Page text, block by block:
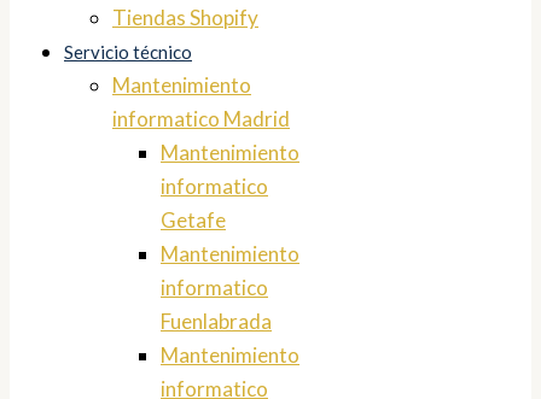
Tiendas Shopify
Servicio técnico
Mantenimiento
informatico Madrid
Mantenimiento
informatico
Getafe
Mantenimiento
informatico
Fuenlabrada
Mantenimiento
informatico